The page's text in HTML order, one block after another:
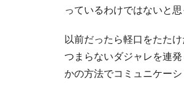
っているわけではないと
以前だったら軽口をたた
つまらないダジャレを連
かの方法でコミュニケー